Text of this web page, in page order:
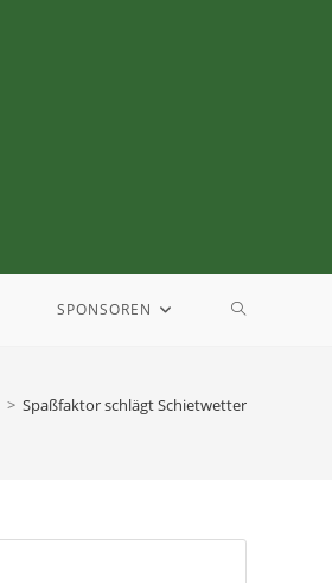
SPONSOREN
> Spaßfaktor schlägt Schietwetter